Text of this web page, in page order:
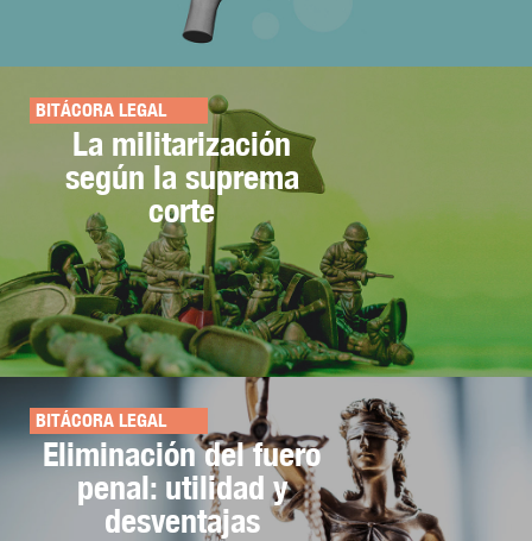
BITÁCORA LEGAL
La militarización
según la suprema
corte
BITÁCORA LEGAL
Eliminación del fuero
penal: utilidad y
desventajas